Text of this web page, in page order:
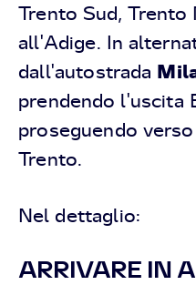
Trento Sud,
all'Adige. In
dall'autostrada
prendendo l'uscita
proseguendo
Trento.
Nel dettaglio:
ARRIVARE IN